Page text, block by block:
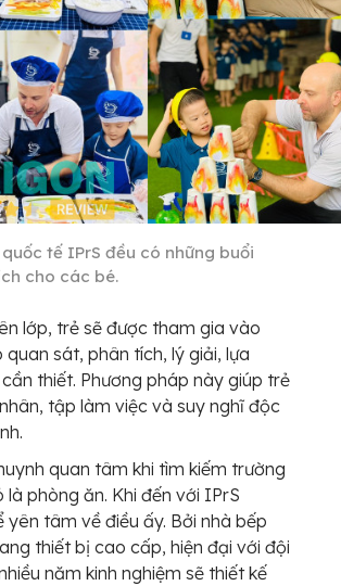
tế IPrS đều có những buổi
cho các bé.
lớp, trẻ sẽ được tham gia vào
sát, phân tích, lý giải, lựa
thiết. Phương pháp này giúp trẻ
tập làm việc và suy nghĩ độc
quan tâm khi tìm kiếm trường
phòng ăn. Khi đến với IPrS
tâm về điều ấy. Bởi nhà bếp
thiết bị cao cấp, hiện đại với đội
năm kinh nghiệm sẽ thiết kế